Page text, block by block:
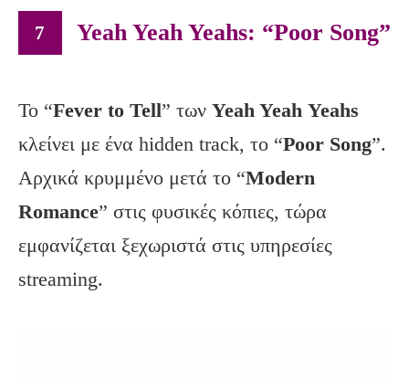
7 Yeah Yeah Yeahs: “Poor Song”
Το “Fever to Tell” των Yeah Yeah Yeahs
κλείνει με ένα hidden track, το “Poor Song”.
Αρχικά κρυμμένο μετά το “Modern
Romance” στις φυσικές κόπιες, τώρα
εμφανίζεται ξεχωριστά στις υπηρεσίες
streaming.